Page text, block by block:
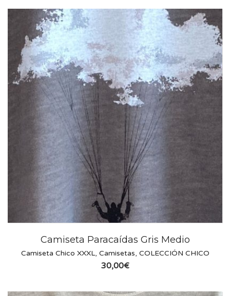
Camiseta Paracaídas Gris Medio
Camiseta Chico XXXL, Camisetas, COLECCIÓN CHICO
30,00€